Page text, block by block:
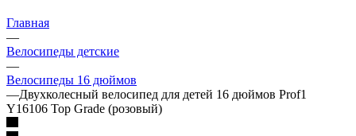
Главная
—
Велосипеды детские
—
Велосипеды 16 дюймов
—Двухколесный велосипед для детей 16 дюймов Prof1
Y16106 Top Grade (розовый)